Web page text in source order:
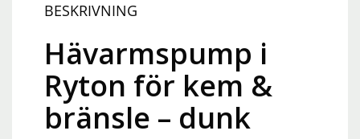
BESKRIVNING
Hävarmspump i
Ryton för kem &
bränsle – dunk